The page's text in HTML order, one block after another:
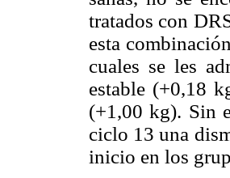
tratados con
esta
cuales se les
estable (+0,18
(+1,00 kg). Sin
ciclo 13 una
inicio en los